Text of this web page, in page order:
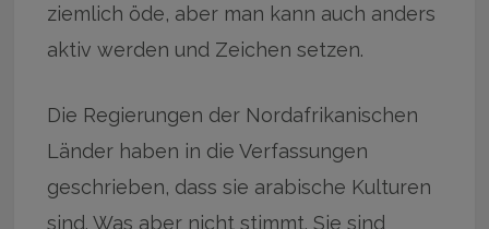
ziemlich öde, aber man kann auch anders
aktiv werden und Zeichen setzen.
Die Regierungen der Nordafrikanischen
Länder haben in die Verfassungen
geschrieben, dass sie arabische Kulturen
sind. Was aber nicht stimmt. Sie sind